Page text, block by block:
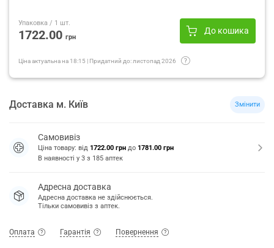
Упаковка / 1 шт.
1722.00 грн
До кошика
Ціна актуальна на 18:15 | Придатний до: листопад 2026
Доставка м. Київ Змінити
Самовивіз
Ціна товару: від 1722.00 грн до 1781.00 грн
В наявності у 3 з 185 аптек
Адресна доставка
Адресна доставка не здійснюється.
Тільки самовивіз з аптек.
Оплата Гарантія Повернення